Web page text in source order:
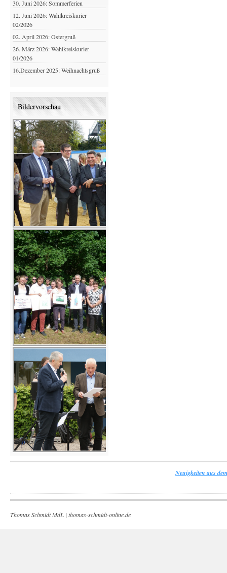
30. Juni 2026: Sommerferien
12. Juni 2026: Wahlkreiskurier
02/2026
02. April 2026: Ostergruß
26. März 2026: Wahlkreiskurier
01/2026
16.Dezember 2025: Weihnachtsgruß
Bildervorschau
Neuigkeiten aus
Thomas Schmidt MdL | thomas-schmidt-online.de